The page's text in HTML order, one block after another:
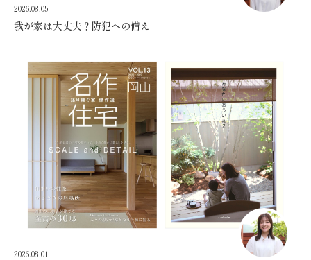
2026.08.05
我が家は大丈夫？防犯への備え
2026.08.01